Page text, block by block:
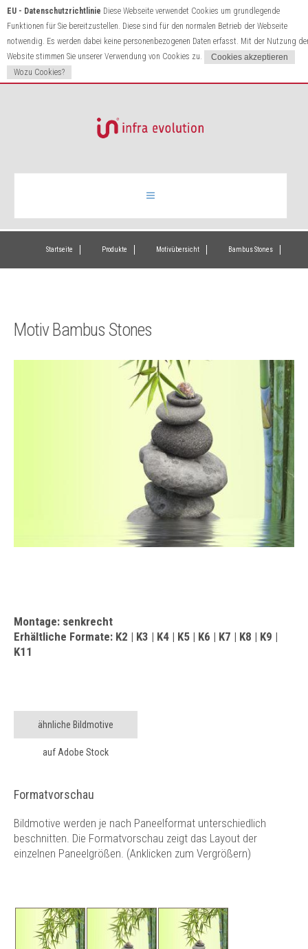
EU - Datenschutzrichtlinie Diese Webseite verwendet Cookies um grundlegende
Funktionen für Sie bereitzustellen. Diese sind für den normalen Betrieb der Webseite
notwendig. Es werden dabei keine personenbezogenen Daten erfasst. Mit der Nutzung
Website stimmen Sie unserer Verwendung von Cookies zu.
Wozu Cookies?
Infrarotheizung
Kontakt
Startseite Produkte Motivübersicht Bambus Stones
Motiv Bambus Stones
Montage: senkrecht
Erhältliche Formate: K2 | K3 | K4 | K5 | K6 | K7 | K8 | K9 |
K11
ähnliche Bildmotive
auf Adobe Stock
Formatvorschau
Bildmotive werden je nach Paneelformat unterschiedlich
beschnitten. Die Formatvorschau zeigt das Layout der
einzelnen Paneelgrößen. (Anklicken zum Vergrößern)